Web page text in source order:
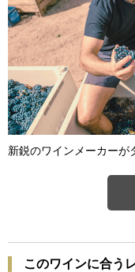
新鋭のワインメーカーが
このワインに合う